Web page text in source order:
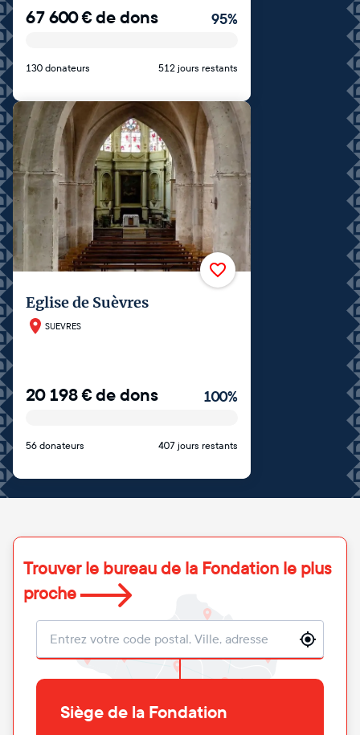
67 600€de dons 95%
130 donateurs 512 jours restants
Eglise de Suèvres
SUEVRES
20 198€de dons 100%
56 donateurs 407 jours restants
Trouver le bureau de la Fondation le plus
proche
Localisation
Siège de la Fondation